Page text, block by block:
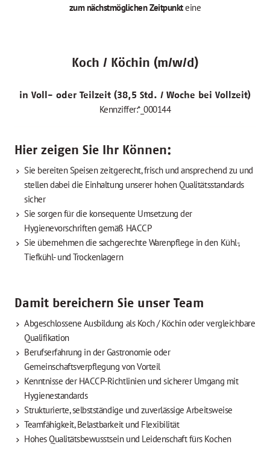
zum nächstmöglichen Zeitpunkteine
Koch / Köchin (m/w/d)
in Voll- oder Teilzeit (38,5 Std. / Woche bei Vollzeit)
Kennziffer:*_000144
Hier zeigen Sie Ihr Können:
Sie bereiten Speisen zeitgerecht, frisch und ansprechend zu und
stellen dabei die Einhaltung unserer hohen Qualitätsstandards
sicher
Sie sorgen für die konsequente Umsetzung der
Hygienevorschriften gemäß HACCP
Sie übernehmen die sachgerechte Warenpflege in den Kühl-,
Tiefkühl- und Trockenlagern
Damit bereichern Sie unser Team
Abgeschlossene Ausbildung als Koch / Köchin oder vergleichbare
Qualifikation
Berufserfahrung in der Gastronomie oder
Gemeinschaftsverpflegung von Vorteil
Kenntnisse der HACCP-Richtlinien und sicherer Umgang mit
Hygienestandards
Strukturierte, selbstständige und zuverlässige Arbeitsweise
Teamfähigkeit, Belastbarkeit und Flexibilität
Hohes Qualitätsbewusstsein und Leidenschaft fürs Kochen